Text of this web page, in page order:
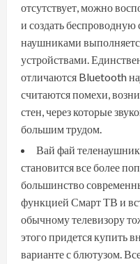
отсутствует, можно
и создать беспроводную
наушниками
устройствами.
отличаются Bluetooth
считаются помехи,
стен, через которые
большим трудом.
Вай фай
становится все более
большинство
функцией Смарт ТВ и
обычному телевизору
этого придется купить
варианте с блютузом.